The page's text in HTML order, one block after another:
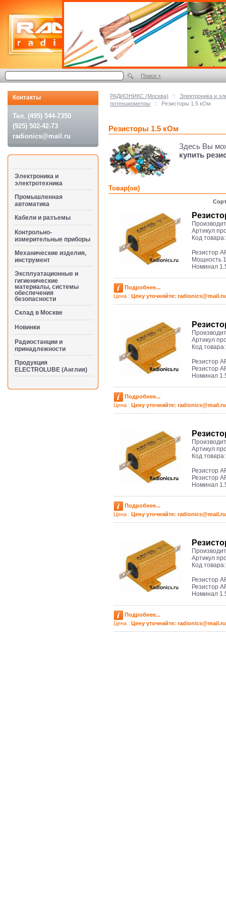
РАДИОНИКС (Москва) ::
Электроника и
потенциометры
:: Резисторы 1.5 кОм
Резисторы 1.5 кОм
Здесь Вы
купить
Товар(ов)
Артикул
Код
Резистор
Мощность
Номинал
Подробнее...
Цена : Цену уточняйте: radioniсs@mail.ru
Артикул
Код
Резистор
Резистор
Номинал
Подробнее...
Цена : Цену уточняйте: radioniсs@mail.ru
Артикул
Код
Резистор
Резистор
Номинал
Подробнее...
Цена : Цену уточняйте: radioniсs@mail.ru
Артикул
Код
Резистор
Резистор
Номинал
Подробнее...
Цена : Цену уточняйте: radioniсs@mail.ru
Контакты
Тел. (495) 544-7350
(925) 502-42-73
radionics@mail.ru
Электроника и
электротехника
Промышленная
автоматика
Кабели и разъемы
Контрольно-
измерительные приборы
Механические изделия,
инструмент
Эксплуатационные и
гигиенические
материалы, системы
обеспечения
безопасности
Cклад в Москве
Новинки
Радиостанции и
принадлежности
Продукция
ELECTROLUBE (Англия)
Поиск +